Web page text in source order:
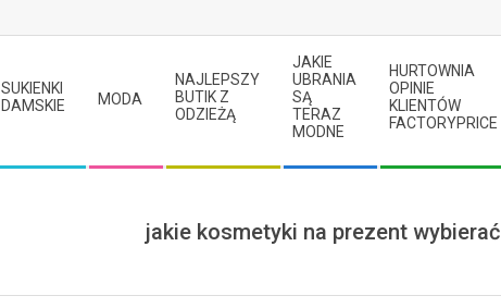
SUKIENKI
DAMSKIE
MODA
NAJLEPSZY
BUTIK Z
ODZIEŻĄ
JAKIE
UBRANIA
SĄ
TERAZ
MODNE
HURTOWNIA
OPINIE
KLIENTÓW
FACTORYPRICE
jakie kosmetyki na prezent wybierać